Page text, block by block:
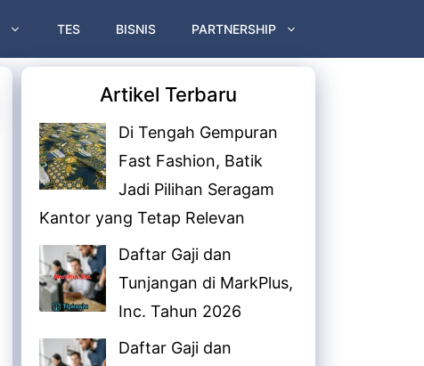
TES BISNIS PARTNERSHIP
Artikel Terbaru
Di Tengah Gempuran
Fast Fashion, Batik
Jadi Pilihan Seragam
Kantor yang Tetap Relevan
Daftar Gaji dan
Tunjangan di MarkPlus,
Inc. Tahun 2026
Daftar Gaji dan